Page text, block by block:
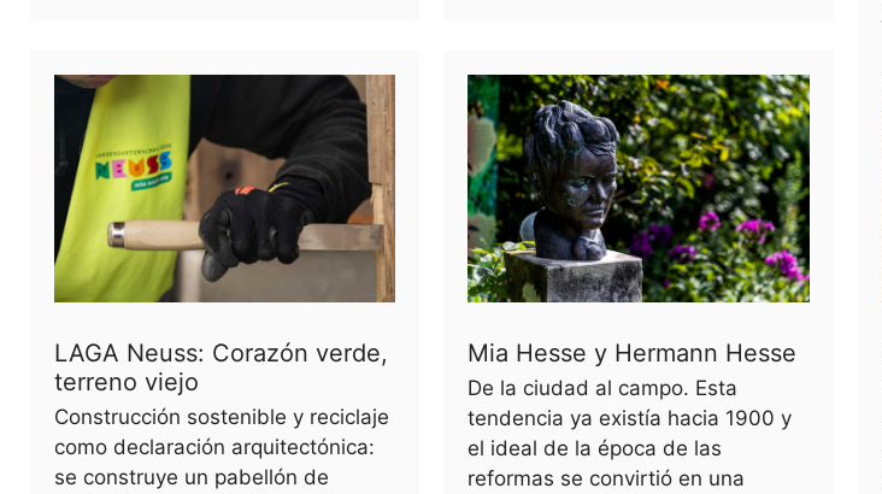
LAGA Neuss: Corazón verde,
terreno viejo
Construcción sostenible y reciclaje
como declaración arquitectónica:
se construye un pabellón de
Mia Hesse y Hermann Hesse
De la ciudad al campo. Esta
tendencia ya existía hacia 1900 y
el ideal de la época de las
reformas se convirtió en una